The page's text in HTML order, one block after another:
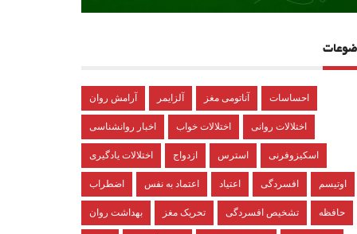
آرامش روان آلزایمر آناتومی مغز احساسات
اخبار روانشناسی اختلالات خواب اختلالات روانی
اختلالات یادگیری ازدواج استرس اسکیزوفرنی
اضطراب اعتماد به نفس اعتیاد افسردگی اوتیسم
بهداشت روان تحریک مغز تشخیص افسردگی حافظه